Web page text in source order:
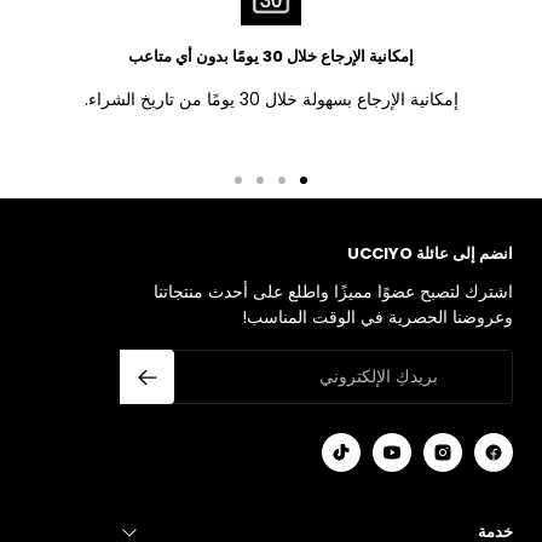
إمكانية الإرجاع خلال 30 يومًا بدون أي متاعب
إمكانية الإرجاع بسهولة خلال 30 يومًا من تاريخ الشراء.
اذهباذهباذهباذهب
انضم إلى عائلة UCCIYO
اشترك لتصبح عضوًا مميزًا واطلع على أحدث منتجاتنا
وعروضنا الحصرية في الوقت المناسب!
خدمة